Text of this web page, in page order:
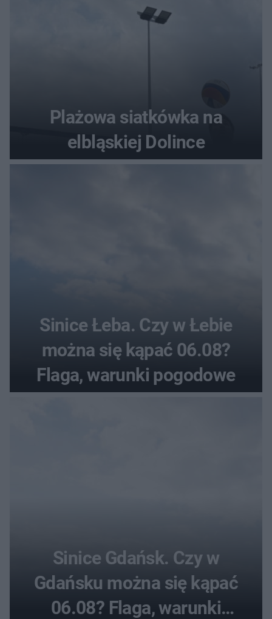
Plażowa siatkówka na
elbląskiej Dolince
Sinice Łeba. Czy w Łebie
można się kąpać 06.08?
Flaga, warunki pogodowe
Sinice Gdańsk. Czy w
Gdańsku można się kąpać
06.08? Flaga, warunki